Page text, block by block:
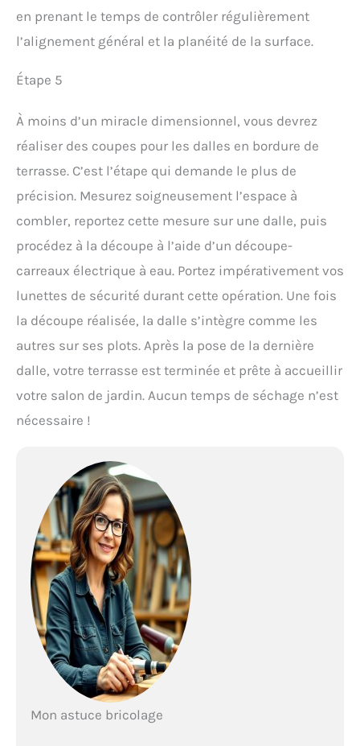
en prenant le temps de contrôler régulièrement
l’alignement général et la planéité de la surface.
Étape 5
À moins d’un miracle dimensionnel, vous devrez
réaliser des coupes pour les dalles en bordure de
terrasse. C’est l’étape qui demande le plus de
précision. Mesurez soigneusement l’espace à
combler, reportez cette mesure sur une dalle, puis
procédez à la découpe à l’aide d’un découpe-
carreaux électrique à eau. Portez impérativement vos
lunettes de sécurité durant cette opération. Une fois
la découpe réalisée, la dalle s’intègre comme les
autres sur ses plots. Après la pose de la dernière
dalle, votre terrasse est terminée et prête à accueillir
votre salon de jardin. Aucun temps de séchage n’est
nécessaire !
Mon astuce bricolage